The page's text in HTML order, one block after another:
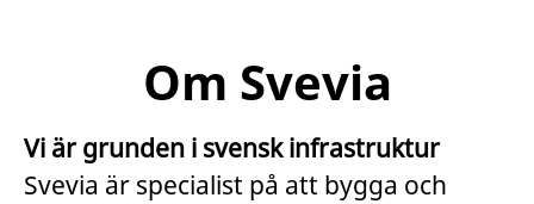
Om Svevia
Vi är grunden i svensk infrastruktur
Svevia är specialist på att bygga och